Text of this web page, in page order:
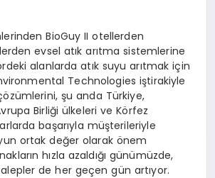
BioGuy II otellerden
evsel atık arıtma sistemlerine
alanlarda atık suyu arıtmak için
Technologies iştirakiyle
şu anda Türkiye,
Birliği ülkeleri ve Körfez
başarıyla müşterileriyle
ortak değer olarak önem
hızla azaldığı günümüzde,
de her geçen gün artıyor.